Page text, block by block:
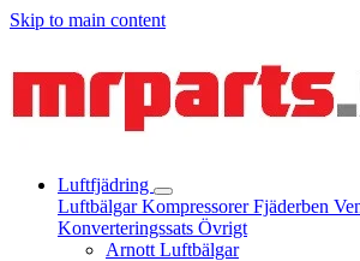
Skip to main content
Luftfjädring
LuftbälgarKompressorerFjäderben
Konverteringssats Övrigt
Arnott Luftbälgar